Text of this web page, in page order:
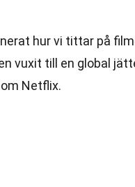
hur vi tittar på
vuxit till en global
Netflix.